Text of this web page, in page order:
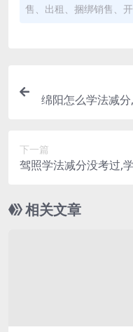
售、出租、捆绑销售、开
绵阳怎么学法减
下一篇
驾照学法减分没考过,
相关文章